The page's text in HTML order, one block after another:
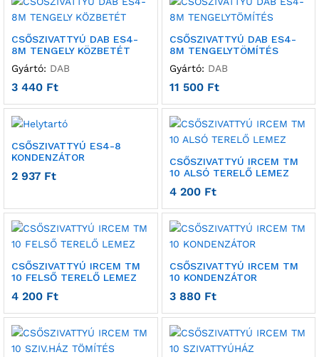
CSŐSZIVATTYÚ DAB ES4-
8M TENGELY KÖZBETÉT
Gyártó: DAB
3 440 Ft
CSŐSZIVATTYÚ DAB ES4-
8M TENGELYTÖMÍTÉS
Gyártó: DAB
11 500 Ft
CSŐSZIVATTYÚ ES4-8
KONDENZÁTOR
2 937 Ft
CSŐSZIVATTYÚ IRCEM TM
10 ALSÓ TERELŐ LEMEZ
4 200 Ft
CSŐSZIVATTYÚ IRCEM TM
10 FELSŐ TERELŐ LEMEZ
4 200 Ft
CSŐSZIVATTYÚ IRCEM TM
10 KONDENZÁTOR
3 880 Ft